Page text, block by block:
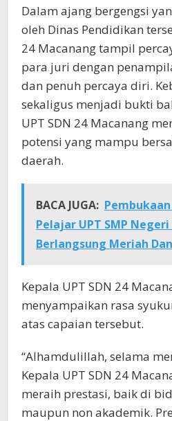
Dalam ajang bergengsi
oleh Dinas Pendidikan
24 Macanang tampil
para juri dengan
dan penuh percaya diri.
sekaligus menjadi bukti
UPT SDN 24 Macanang
potensi yang mampu
daerah.
BACA JUGA:
Pelajar UPT SMP Negeri
Berlangsung Meriah
Kepala UPT SDN 24
menyampaikan rasa
atas capaian tersebut.
“Alhamdulillah, selama
Kepala UPT SDN 24
meraih prestasi, baik di
maupun non akademik.